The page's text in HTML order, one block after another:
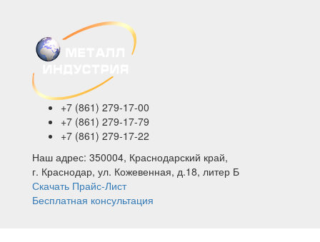
+7 (861) 279-17-00
+7 (861) 279-17-79
+7 (861) 279-17-22
Наш адрес: 350004, Краснодарский край,
г. Краснодар, ул. Кожевенная, д.18, литер Б
Скачать Прайс-Лист
Бесплатная консультация